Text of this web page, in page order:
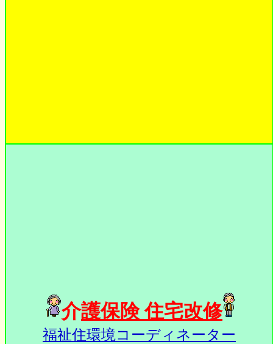
介護保険 住宅改修
福祉住環境コーディネーター